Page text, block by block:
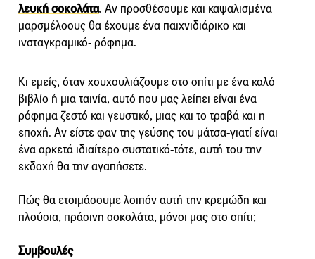
λευκή σοκολάτα. Αν προσθέσουμε και καψαλισμένα
μαρσμέλοους θα έχουμε ένα παιχνιδιάρικο και
ινσταγκραμικό- ρόφημα.
Κι εμείς, όταν χουχουλιάζουμε στο σπίτι με ένα καλό
βιβλίο ή μια ταινία, αυτό που μας λείπει είναι ένα
ρόφημα ζεστό και γευστικό, μιας και το τραβά και η
εποχή. Αν είστε φαν της γεύσης του μάτσα-γιατί είναι
ένα αρκετά ιδιαίτερο συστατικό-τότε, αυτή του την
εκδοχή θα την αγαπήσετε.
Πώς θα ετοιμάσουμε λοιπόν αυτή την κρεμώδη και
πλούσια, πράσινη σοκολάτα, μόνοι μας στο σπίτι;
Συμβουλές